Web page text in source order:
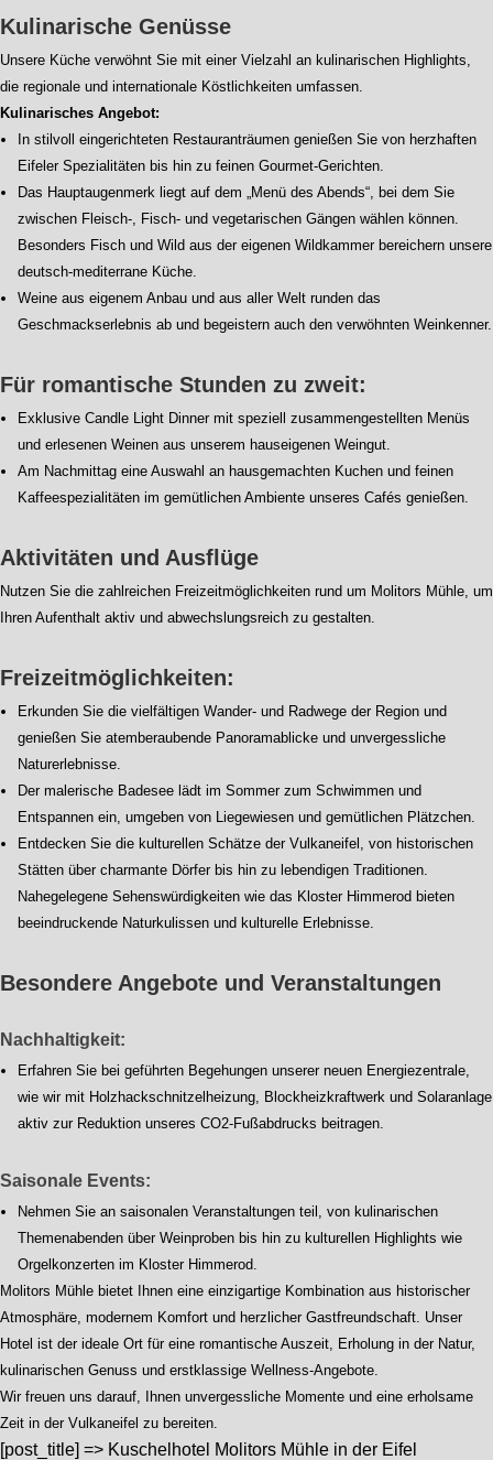
Kulinarische Genüsse
Unsere Küche verwöhnt Sie mit einer Vielzahl an kulinarischen Highlights,
die regionale und internationale Köstlichkeiten umfassen.
Kulinarisches Angebot:
In stilvoll eingerichteten Restauranträumen genießen Sie von herzhaften
Eifeler Spezialitäten bis hin zu feinen Gourmet-Gerichten.
Das Hauptaugenmerk liegt auf dem „Menü des Abends“, bei dem Sie
zwischen Fleisch-, Fisch- und vegetarischen Gängen wählen können.
Besonders Fisch und Wild aus der eigenen Wildkammer bereichern unsere
deutsch-mediterrane Küche.
Weine aus eigenem Anbau und aus aller Welt runden das
Geschmackserlebnis ab und begeistern auch den verwöhnten Weinkenner.
Für romantische Stunden zu zweit:
Exklusive Candle Light Dinner mit speziell zusammengestellten Menüs
und erlesenen Weinen aus unserem hauseigenen Weingut.
Am Nachmittag eine Auswahl an hausgemachten Kuchen und feinen
Kaffeespezialitäten im gemütlichen Ambiente unseres Cafés genießen.
Aktivitäten und Ausflüge
Nutzen Sie die zahlreichen Freizeitmöglichkeiten rund um Molitors Mühle, um
Ihren Aufenthalt aktiv und abwechslungsreich zu gestalten.
Freizeitmöglichkeiten:
Erkunden Sie die vielfältigen Wander- und Radwege der Region und
genießen Sie atemberaubende Panoramablicke und unvergessliche
Naturerlebnisse.
Der malerische Badesee lädt im Sommer zum Schwimmen und
Entspannen ein, umgeben von Liegewiesen und gemütlichen Plätzchen.
Entdecken Sie die kulturellen Schätze der Vulkaneifel, von historischen
Stätten über charmante Dörfer bis hin zu lebendigen Traditionen.
Nahegelegene Sehenswürdigkeiten wie das Kloster Himmerod bieten
beeindruckende Naturkulissen und kulturelle Erlebnisse.
Besondere Angebote und Veranstaltungen
Nachhaltigkeit:
Erfahren Sie bei geführten Begehungen unserer neuen Energiezentrale,
wie wir mit Holzhackschnitzelheizung, Blockheizkraftwerk und Solaranlage
aktiv zur Reduktion unseres CO2-Fußabdrucks beitragen.
Saisonale Events:
Nehmen Sie an saisonalen Veranstaltungen teil, von kulinarischen
Themenabenden über Weinproben bis hin zu kulturellen Highlights wie
Orgelkonzerten im Kloster Himmerod.
Molitors Mühle bietet Ihnen eine einzigartige Kombination aus historischer
Atmosphäre, modernem Komfort und herzlicher Gastfreundschaft. Unser
Hotel ist der ideale Ort für eine romantische Auszeit, Erholung in der Natur,
kulinarischen Genuss und erstklassige Wellness-Angebote.
Wir freuen uns darauf, Ihnen unvergessliche Momente und eine erholsame
Zeit in der Vulkaneifel zu bereiten.
[post_title] => Kuschelhotel Molitors Mühle in der Eifel